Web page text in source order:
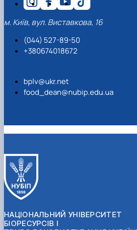
м. Київ, вул. Виставкова, 16
(044) 527-89-50
+380674018672
bplv@ukr.net
food_dean@nubip.edu.ua
НАЦІОНАЛЬНИЙ УНІВЕРСИТЕТ
БІОРЕСУРСІВ І